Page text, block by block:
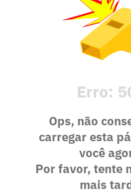
Erro:
Ops, não
carregar esta
você
Por favor, tente
mais